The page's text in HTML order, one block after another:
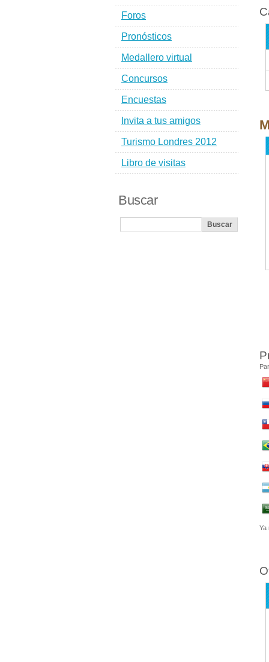
Ya
Foros
Pronósticos
Medallero virtual
Concursos
Encuestas
Invita a tus amigos
Turismo Londres 2012
Libro de visitas
Buscar